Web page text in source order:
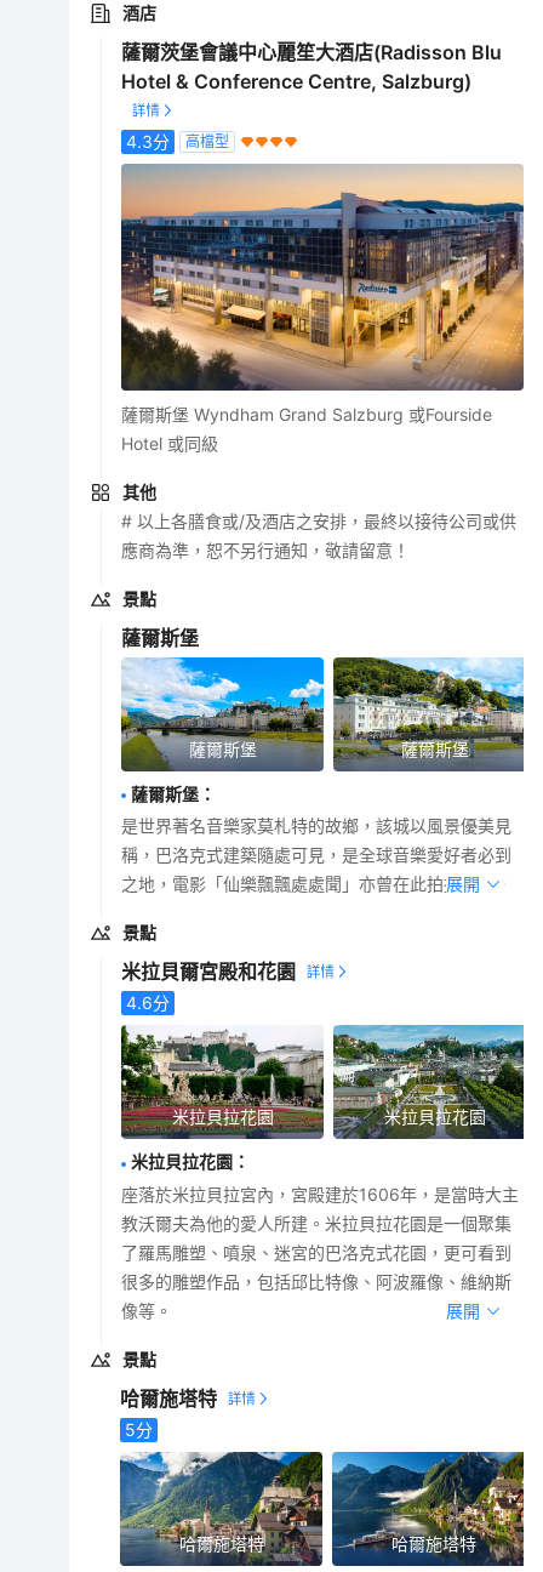
酒店
薩爾茨堡會議中心麗笙大酒店(Radisson Blu
Hotel & Conference Centre, Salzburg)
4.3分 高檔型
薩爾斯堡 Wyndham Grand Salzburg 或Fourside
Hotel 或同級
其他
# 以上各膳食或/及酒店之安排，最終以接待公司或供
應商為準，恕不另行通知，敬請留意！
景點
薩爾斯堡
薩爾斯堡 薩爾斯堡
薩爾斯堡 ：
是世界著名音樂家莫札特的故鄉，該城以風景優美見
稱，巴洛克式建築隨處可見，是全球音樂愛好者必到
之地，電影「仙樂飄飄處處聞」亦曾在此拍攝外景。
展開
景點
米拉貝爾宮殿和花園
4.6分
米拉貝拉花園 米拉貝拉花園
米拉貝拉花園 ：
座落於米拉貝拉宮內，宮殿建於1606年，是當時大主
教沃爾夫為他的愛人所建。米拉貝拉花園是一個聚集
了羅馬雕塑、噴泉、迷宮的巴洛克式花園，更可看到
很多的雕塑作品，包括邱比特像、阿波羅像、維納斯
像等。
展開
景點
哈爾施塔特
5分
哈爾施塔特 哈爾施塔特